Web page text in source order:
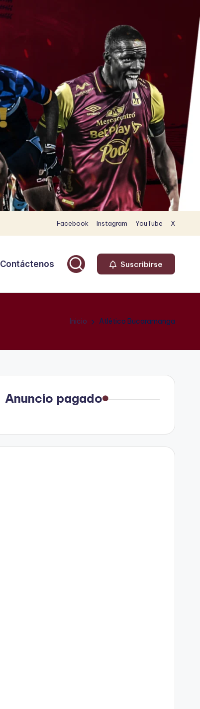
Facebook Instagram YouTube X
Contáctenos Suscribirse
Inicio Atlético Bucaramanga
Anuncio pagado